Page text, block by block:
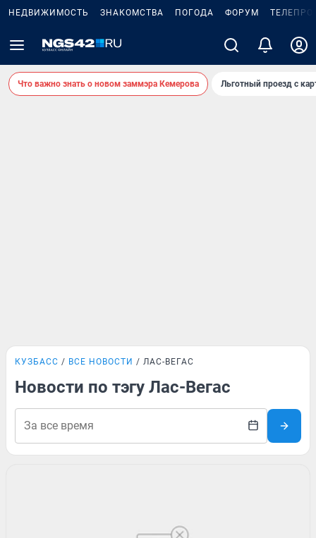
НЕДВИЖИМОСТЬ ЗНАКОМСТВА ПОГОДА ФОРУМ
Что важно знать о новом заммэра Кемерова Льготный проезд с
КУЗБАСС ВСЕ НОВОСТИ ЛАС-ВЕГАС
Новости по тэгу Лас-Вегас